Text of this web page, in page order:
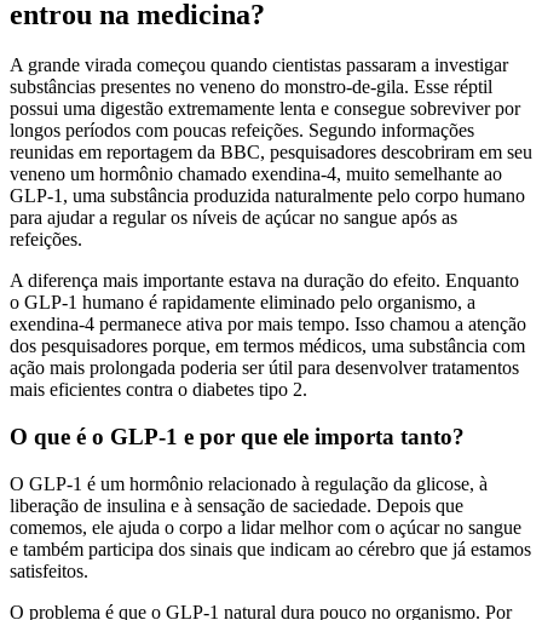
entrou na medicina?
A grande virada começou quando cientistas passaram a investigar
substâncias presentes no veneno do monstro-de-gila. Esse réptil
possui uma digestão extremamente lenta e consegue sobreviver por
longos períodos com poucas refeições. Segundo informações
reunidas em reportagem da BBC, pesquisadores descobriram em seu
veneno um hormônio chamado exendina-4, muito semelhante ao
GLP-1, uma substância produzida naturalmente pelo corpo humano
para ajudar a regular os níveis de açúcar no sangue após as
refeições.
A diferença mais importante estava na duração do efeito. Enquanto
o GLP-1 humano é rapidamente eliminado pelo organismo, a
exendina-4 permanece ativa por mais tempo. Isso chamou a atenção
dos pesquisadores porque, em termos médicos, uma substância com
ação mais prolongada poderia ser útil para desenvolver tratamentos
mais eficientes contra o diabetes tipo 2.
O que é o GLP-1 e por que ele importa tanto?
O GLP-1 é um hormônio relacionado à regulação da glicose, à
liberação de insulina e à sensação de saciedade. Depois que
comemos, ele ajuda o corpo a lidar melhor com o açúcar no sangue
e também participa dos sinais que indicam ao cérebro que já estamos
satisfeitos.
O problema é que o GLP-1 natural dura pouco no organismo. Por